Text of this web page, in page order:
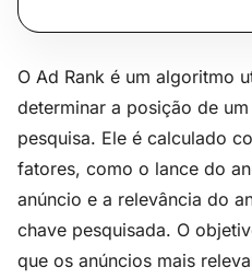
O Ad Rank é um algoritmo
determinar a posição de
pesquisa. Ele é calculado
fatores, como o lance do
anúncio e a relevância do
chave pesquisada. O
que os anúncios mais